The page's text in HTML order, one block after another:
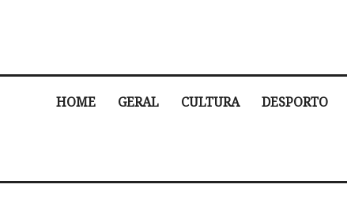
HOME GERAL CULTURA DESPORTO